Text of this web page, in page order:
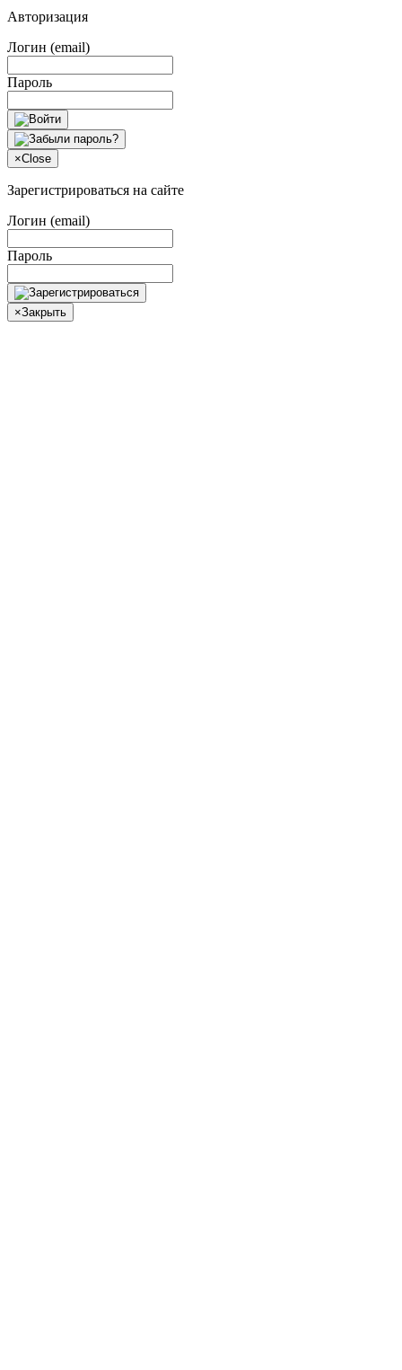
Авторизация
Логин (email)
Пароль
×Close
Зарегистрироваться на сайте
Логин (email)
Пароль
×Закрыть